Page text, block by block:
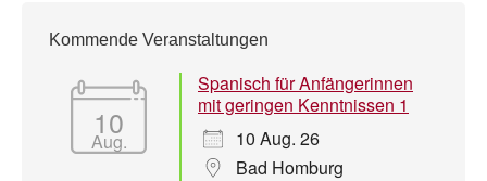
Kommende Veranstaltungen
10
Aug.
Spanisch für Anfängerinnen
mit geringen Kenntnissen 1
10 Aug. 26
Bad Homburg